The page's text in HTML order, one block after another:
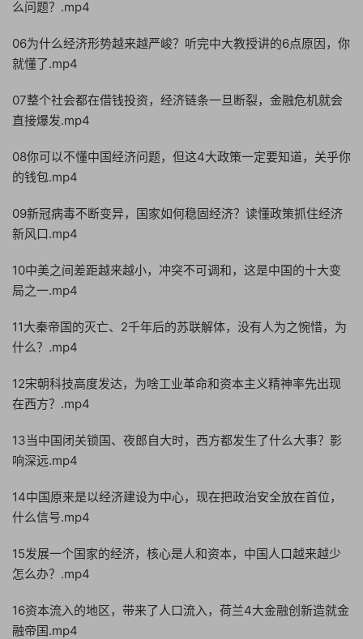
么问题？.mp4
06为什么经济形势越来越严峻？听完中大教授讲的6点原因，你
就懂了.mp4
07整个社会都在借钱投资，经济链条一旦断裂，金融危机就会
直接爆发.mp4
08你可以不懂中国经济问题，但这4大政策一定要知道，关乎你
的钱包.mp4
09新冠病毒不断变异，国家如何稳固经济？读懂政策抓住经济
新风口.mp4
10中美之间差距越来越小，冲突不可调和，这是中国的十大变
局之一.mp4
11大秦帝国的灭亡、2千年后的苏联解体，没有人为之惋惜，为
什么？.mp4
12宋朝科技高度发达，为啥工业革命和资本主义精神率先出现
在西方？.mp4
13当中国闭关锁国、夜郎自大时，西方都发生了什么大事？影
响深远.mp4
14中国原来是以经济建设为中心，现在把政治安全放在首位，
什么信号.mp4
15发展一个国家的经济，核心是人和资本，中国人口越来越少
怎么办？.mp4
16资本流入的地区，带来了人口流入，荷兰4大金融创新造就金
融帝国.mp4